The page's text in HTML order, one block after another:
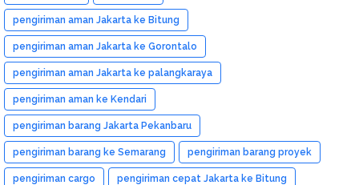
pengiriman aman Jakarta ke Bitung
pengiriman aman Jakarta ke Gorontalo
pengiriman aman Jakarta ke palangkaraya
pengiriman aman ke Kendari
pengiriman barang Jakarta Pekanbaru
pengiriman barang ke Semarang pengiriman barang proyek
pengiriman cargo pengiriman cepat Jakarta ke Bitung